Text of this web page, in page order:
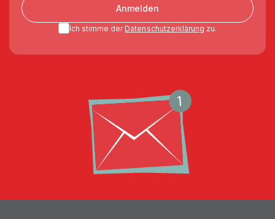
Anmelden
Ich stimme der Datenschutzerklärung zu.